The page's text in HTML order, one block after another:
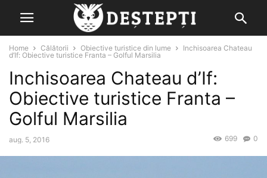
Home Călătorii Obiective turistice din lume
Inchisoarea Chateau
d’If: Obiective turistice Franta – Golful Marsilia
Inchisoarea Chateau d’If:
Obiective turistice Franta –
Golful Marsilia
aug. 5, 2016 0
699